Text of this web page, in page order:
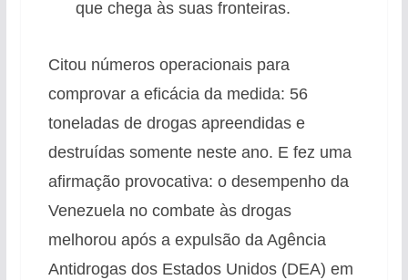
que chega às suas fronteiras.
Citou números operacionais para
comprovar a eficácia da medida: 56
toneladas de drogas apreendidas e
destruídas somente neste ano. E fez uma
afirmação provocativa: o desempenho da
Venezuela no combate às drogas
melhorou após a expulsão da Agência
Antidrogas dos Estados Unidos (DEA) em